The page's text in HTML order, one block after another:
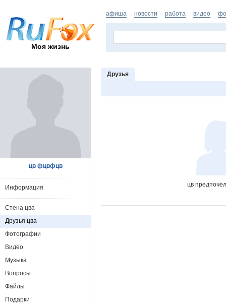
Моя жизнь
афиша новости работа видео
Друзья
цв
цв фцвфцв
Информация
Стена цва
Друзья цва
Фотографии
Видео
Музыка
Вопросы
Файлы
Подарки